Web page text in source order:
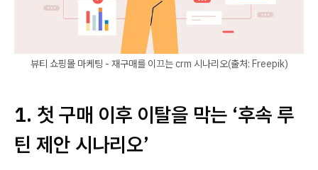
뷰티 쇼핑몰 마케팅 - 재구매를 이끄는 crm 시나리오(출처: Freepik)
1. 첫 구매 이후 이탈을 막는 ‘후속 루
틴 제안 시나리오’